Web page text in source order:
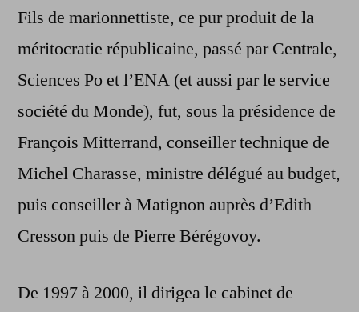
Fils de marionnettiste, ce pur produit de la
méritocratie républicaine, passé par Centrale,
Sciences Po et l’ENA (et aussi par le service
société du Monde), fut, sous la présidence de
François Mitterrand, conseiller technique de
Michel Charasse, ministre délégué au budget,
puis conseiller à Matignon auprès d’Edith
Cresson puis de Pierre Bérégovoy.
De 1997 à 2000, il dirigea le cabinet de